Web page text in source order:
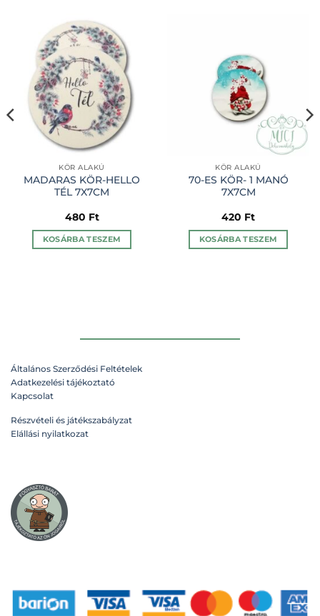
KÖR ALAKÚ
MADARAS KÖR-HELLO
TÉL 7X7CM
480 Ft
KOSÁRBA TESZEM
KÖR ALAKÚ
70-ES KÖR- 1 MANÓ
7X7CM
420 Ft
KOSÁRBA TESZEM
Általános Szerződési Feltételek
Adatkezelési tájékoztató
Kapcsolat
Részvételi és játékszabályzat
Elállási nyilatkozat